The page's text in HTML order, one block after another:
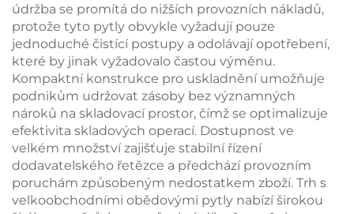
údržba se promítá do nižších provozních nákladů,
protože tyto pytly obvykle vyžadují pouze
jednoduché čistící postupy a odolávají opotřebení,
které by jinak vyžadovalo častou výměnu.
Kompaktní konstrukce pro uskladnění umožňuje
podnikům udržovat zásoby bez významných
nároků na skladovací prostor, čímž se optimalizuje
efektivita skladových operací. Dostupnost ve
velkém množství zajišťuje stabilní řízení
dodavatelského řetězce a předchází provozním
poruchám způsobeným nedostatkem zboží. Trh s
velkoobchodními obědovými pytly nabízí širokou